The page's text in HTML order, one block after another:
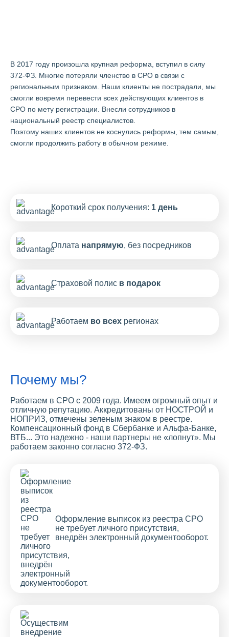
В 2017 году произошла крупная реформа, вступил в силу
372-ФЗ. Многие потеряли членство в СРО в связи с
региональным признаком. Наши клиенты не пострадали, мы
смогли вовремя перевести всех действующих клиентов в
СРО по мету регистрации. Внесли сотрудников в
национальный реестр специалистов.
Поэтому наших клиентов не коснулись реформы, тем самым,
смогли продолжить работу в обычном режиме.
Короткий срок получения: 1 день
Оплата напрямую, без посредников
Страховой полис в подарок
Работаем во всех регионах
Почему мы?
Работаем в СРО с 2009 года. Имеем огромный опыт и
отличную репутацию. Аккредитованы от НОСТРОЙ и
НОПРИЗ, отмечены зеленым знаком в реестре.
Компенсационный фонд в Сбербанке и Альфа-Банке,
ВТБ... Это надежно - наши партнеры не «лопнут». Мы
работаем законно согласно 372-ФЗ.
Оформление выписок из реестра СРО
не требует личного присутствия,
внедрён электронный документооборот.